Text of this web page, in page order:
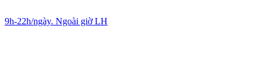
9h-22h/ngày. Ngoài giờ LH